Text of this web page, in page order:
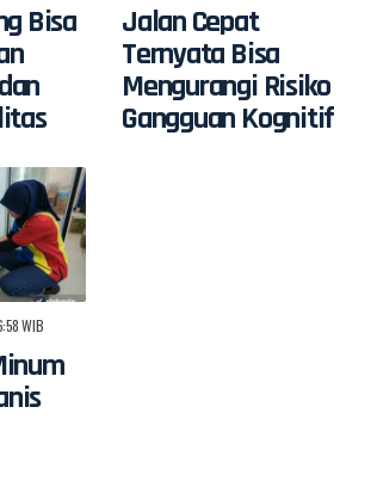
Bisa
Jalan Cepat
Ternyata Bisa
Mengurangi Risiko
Gangguan Kognitif
WIB